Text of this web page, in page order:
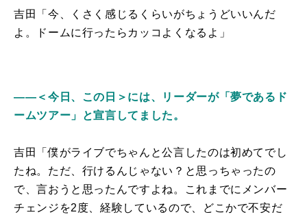
吉田「今、くさく感じるくらいがちょうどいいんだ
よ。ドームに行ったらカッコよくなるよ」
――＜今日、この日＞には、リーダーが「夢であるド
ームツアー」と宣言してました。
吉田「僕がライブでちゃんと公言したのは初めてでし
たね。ただ、行けるんじゃない？と思っちゃったの
で、言おうと思ったんですよね。これまでにメンバー
チェンジを2度、経験しているので、どこかで不安だ